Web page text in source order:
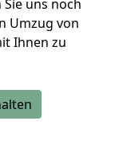
uns noch
Umzug von
Ihnen zu